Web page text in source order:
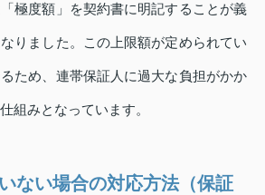
極度額」を契約書に明記することが義
りました。この上限額が定められてい
ため、連帯保証人に過大な負担がかか
組みとなっています。
ない場合の対応方法（保証